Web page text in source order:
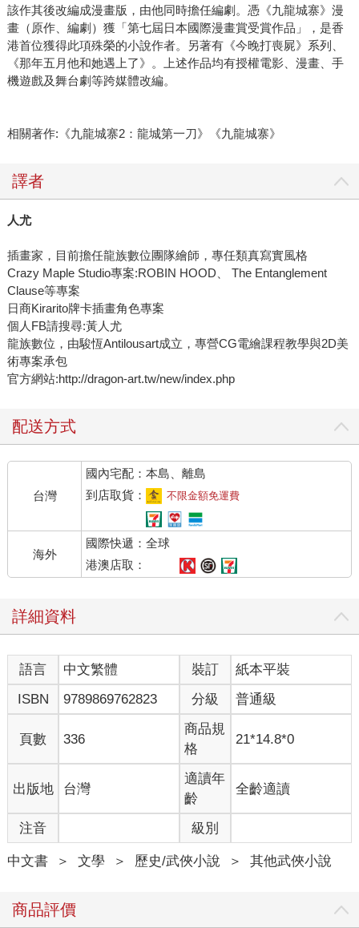
該作其後改編成漫畫版，由他同時擔任編劇。憑《九龍城寨》漫
畫（原作、編劇）獲「第七屆日本國際漫畫賞受賞作品」，是香
港首位獲得此項殊榮的小說作者。另著有《今晚打喪屍》系列、
《那年五月他和她遇上了》。上述作品均有授權電影、漫畫、手
機遊戲及舞台劇等跨媒體改編。
相關著作:《九龍城寨2：龍城第一刀》《九龍城寨》
譯者
人尤
插畫家，目前擔任龍族數位團隊繪師，專任類真寫實風格
Crazy Maple Studio專案:ROBIN HOOD、 The Entanglement
Clause等專案
日商Kirarito牌卡插畫角色專案
個人FB請搜尋:黃人尤
龍族數位，由駿恆Antilousart成立，專營CG電繪課程教學與2D美
術專案承包
官方網站:http://dragon-art.tw/new/index.php
配送方式
台灣
國內宅配：本島、離島
到店取貨：
不限金額免運費
海外
國際快遞：全球
港澳店取：
詳細資料
語言 中文繁體 裝訂
紙本平裝
ISBN
9789869762823 分級 普通級
頁數 336
商品規
格
21*14.8*0
出版地 台灣
適讀年
齡
全齡適讀
注音 級別
中文書 ＞ 文學 ＞ 歷史/武俠小說 ＞ 其他武俠小說
商品評價